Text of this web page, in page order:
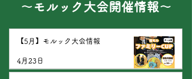
​～モルック大会開催情報～
【5月】モルック大会情報
4月23日